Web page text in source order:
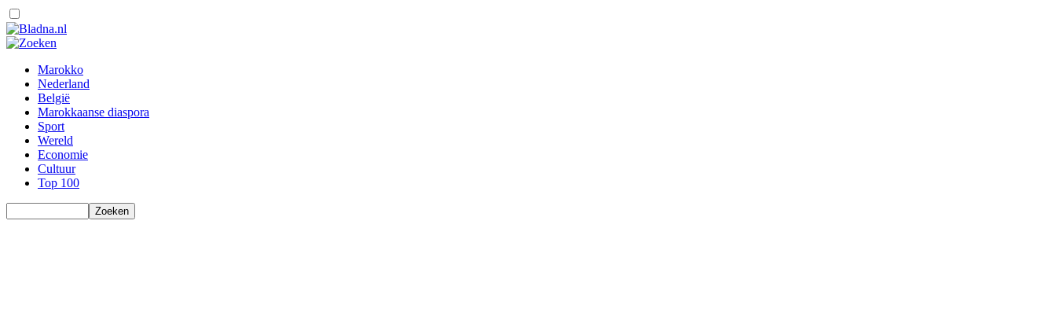
Marokko
Nederland
België
Marokkaanse diaspora
Sport
Wereld
Economie
Cultuur
Top 100